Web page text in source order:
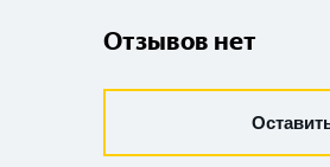
Отзывов нет